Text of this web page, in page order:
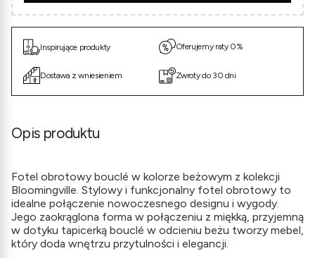
Inspirujące produkty
Dostawa z wniesieniem
Oferujemy raty 0%
Zwroty do 30 dni
Opis produktu
Fotel obrotowy bouclé w kolorze beżowym z kolekcji
Bloomingville. Stylowy i funkcjonalny fotel obrotowy to
idealne połączenie nowoczesnego designu i wygody.
Jego zaokrąglona forma w połączeniu z miękką, przyjemną
w dotyku tapicerką bouclé w odcieniu beżu tworzy mebel,
który doda wnętrzu przytulności i elegancji.